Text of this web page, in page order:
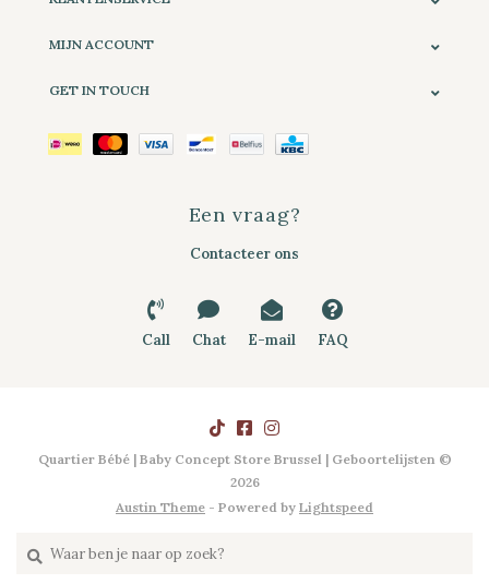
MIJN ACCOUNT
GET IN TOUCH
Een vraag?
Contacteer ons
Call Chat E-mail FAQ
Quartier Bébé | Baby Concept Store Brussel | Geboortelijsten ©
2026
Austin Theme - Powered by Lightspeed